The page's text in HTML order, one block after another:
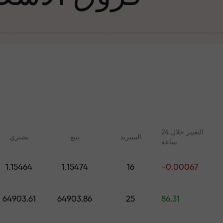
في التجارة
جائزة هديتك
يشتري يبيع السبرید
التغيير خلال 24
ساعة
1.15464 1.15474 16 -0.00067
64903.61 64903.86 25 86.31
وندوات عبر الإنترنت لجميع
الرقمية والعقود الآجلة